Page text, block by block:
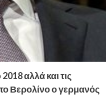
αλλά και τις
Βερολίνο ο γερμανός